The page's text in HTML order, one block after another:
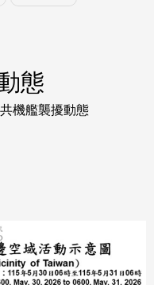
態
機艦襲擾動態